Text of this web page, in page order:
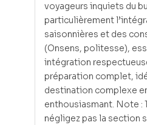
voyageurs inquiets du
particulièrement
saisonnières et des
(Onsens, politesse),
intégration
préparation complet,
destination complexe
enthousiasmant. Note :
négligez pas la section